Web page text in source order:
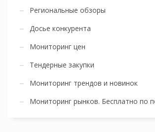
Региональные обзоры
Досье конкурента
Мониторинг цен
Тендерные закупки
Мониторинг трендов и новинок
Мониторинг рынков. Бесплатно по